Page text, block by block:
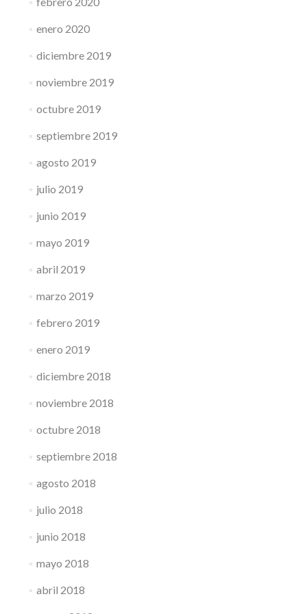
enero 2020
diciembre 2019
noviembre 2019
octubre 2019
septiembre 2019
agosto 2019
julio 2019
junio 2019
mayo 2019
abril 2019
marzo 2019
febrero 2019
enero 2019
diciembre 2018
noviembre 2018
octubre 2018
septiembre 2018
agosto 2018
julio 2018
junio 2018
mayo 2018
abril 2018